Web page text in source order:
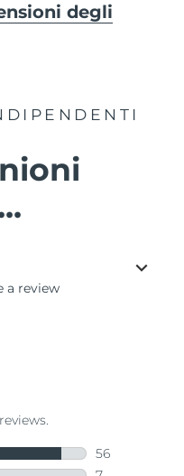
degli
a review